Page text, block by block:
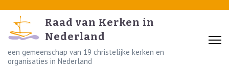
content
(Press
Enter)
Raad van Kerken in
Nederland
een gemeenschap van 19 christelijke kerken en
organisaties in Nederland